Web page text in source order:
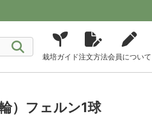
栽培ガイド注文方法会員について
）フェルン1球